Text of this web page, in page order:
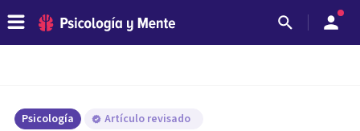
Psicología Artículo revisado